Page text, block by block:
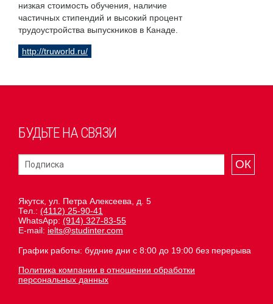
низкая стоимость обучения, наличие
частичных стипендий и высокий процент
трудоустройства выпускников в Канаде.
http://truworld.ru/
БУДЬТЕ НА СВЯЗИ
ОК
Якутск, ул. Петра Алексеева, д. 5
Тел.: (4112) 25-90-41
WhatsApp: (914) 327-83-55
E-mail: ielts@studinter.com
График работы: будние дни с 8:00 до 19:00 без перерыва
Политика компании в отношении обработки
персональных данных